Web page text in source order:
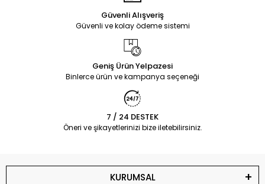
Güvenli Alışveriş
Güvenli ve kolay ödeme sistemi
Geniş Ürün Yelpazesi
Binlerce ürün ve kampanya seçeneği
7 / 24 DESTEK
Öneri ve şikayetlerinizi bize iletebilirsiniz.
KURUMSAL